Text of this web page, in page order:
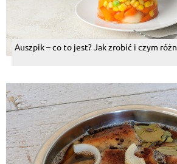
Auszpik – co to jest? Jak zrobić i czym